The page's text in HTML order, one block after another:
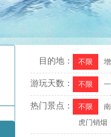
目的地： 不限
游玩天数： 不限
热门景点： 不限
虎门销烟